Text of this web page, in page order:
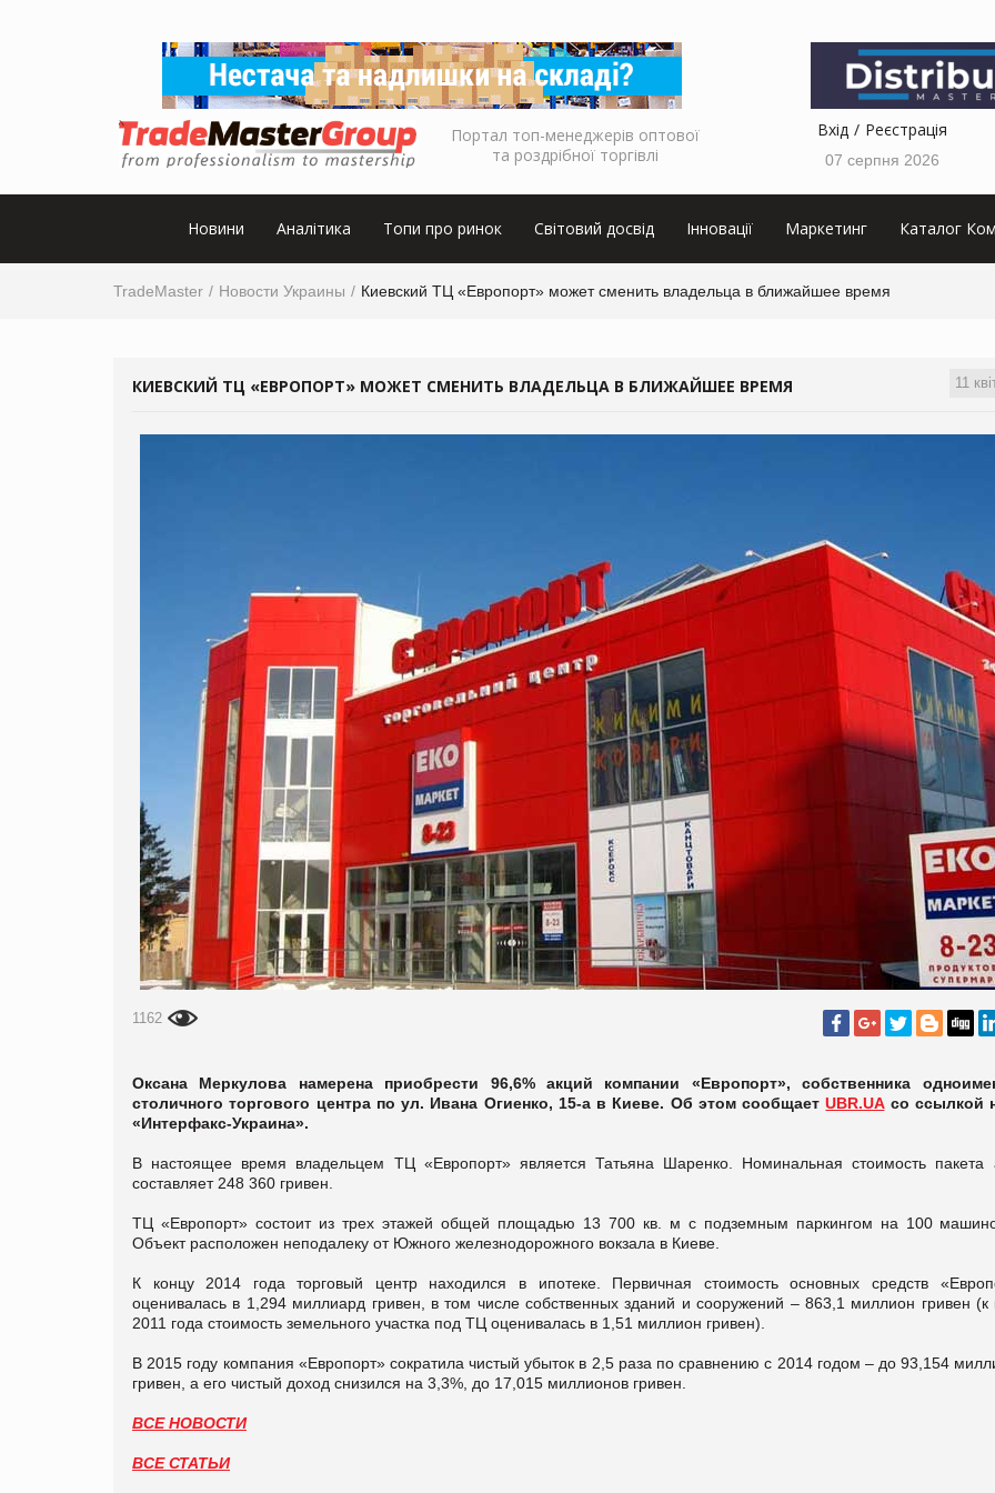
Портал топ-менеджерів оптової
та роздрібної торгівлі
Вхід Реєстрація
07 серпня 2026
Новини Аналітика Топи про ринок Світовий досвід Інновації Маркетинг Каталог
TradeMaster Новости Украины Киевский ТЦ «Европорт» может сменить владельца в ближайшее время
11
КИЕВСКИЙ ТЦ «ЕВРОПОРТ» МОЖЕТ СМЕНИТЬ ВЛАДЕЛЬЦА В БЛИЖАЙШЕЕ ВРЕМЯ
1162
Оксана Меркулова намерена приобрести 96,6% акций компании «Европорт», собственника
столичного торгового центра по ул. Ивана Огиенко, 15-а в Киеве. Об этом сообщаетUBR.UAсо ссылкой
«Интерфакс-Украина».
В настоящее время владельцем ТЦ «Европорт» является Татьяна Шаренко. Номинальная стоимость пакета
составляет 248 360 гривен.
ТЦ «Европорт» состоит из трех этажей общей площадью 13 700 кв. м с подземным паркингом на 100
Объект расположен неподалеку от Южного железнодорожного вокзала в Киеве.
К концу 2014 года торговый центр находился в ипотеке. Первичная стоимость основных средств
оценивалась в 1,294 миллиард гривен, в том числе собственных зданий и сооружений – 863,1 миллион гривен (к
2011 года стоимость земельного участка под ТЦ оценивалась в 1,51 миллион гривен).
В 2015 году компания «Европорт» сократила чистый убыток в 2,5 раза по сравнению с 2014 годом – до 93,154
гривен, а его чистый доход снизился на 3,3%, до 17,015 миллионов гривен.
ВСЕ НОВОСТИ
ВСЕ СТАТЬИ